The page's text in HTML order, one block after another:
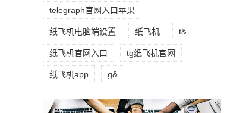
telegraph官网入口苹果
纸飞机电脑端设置 纸飞机 t&
纸飞机官网入口 tg纸飞机官网
纸飞机app g&